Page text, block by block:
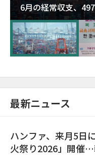
6月の経常収支、
が初の1000億ドル
最新ニュース
ハンファ、来月5日
火祭り2026」開催